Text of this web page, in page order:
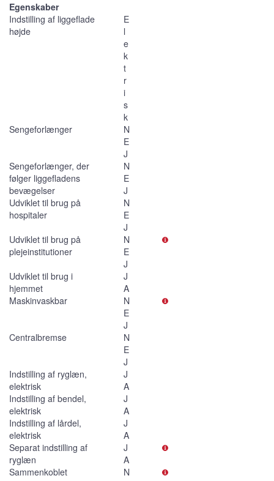
Egenskaber
Indstilling af liggeflade
højde
E
l
e
k
t
r
i
s
k
Sengeforlænger
N
E
J
Sengeforlænger, der
følger liggefladens
bevægelser
N
E
J
Udviklet til brug på
hospitaler
N
E
J
Udviklet til brug på
plejeinstitutioner
N
E
J
Udviklet til brug i
hjemmet
J
A
Maskinvaskbar
N
E
J
Centralbremse
N
E
J
Indstilling af ryglæn,
elektrisk
J
A
Indstilling af bendel,
elektrisk
J
A
Indstilling af lårdel,
elektrisk
J
A
Separat indstilling af
ryglæn
J
A
Sammenkoblet
N